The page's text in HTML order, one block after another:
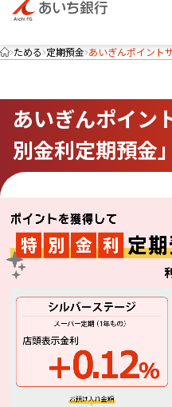
ためる 定期預金 あいぎんポイント
あいぎんポイン
別金利定期預金」